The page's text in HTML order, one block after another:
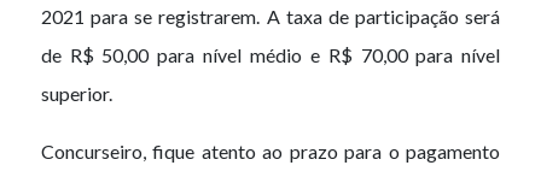
2021 para se registrarem. A taxa de participação será
de R$ 50,00 para nível médio e R$ 70,00 para nível
superior.
Concurseiro, fique atento ao prazo para o pagamento